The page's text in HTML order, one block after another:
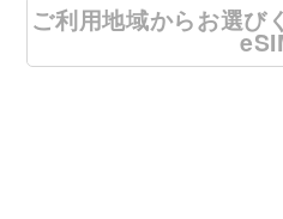
ご利用地域からお選び